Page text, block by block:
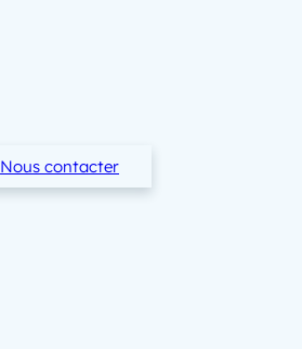
Nous contacter